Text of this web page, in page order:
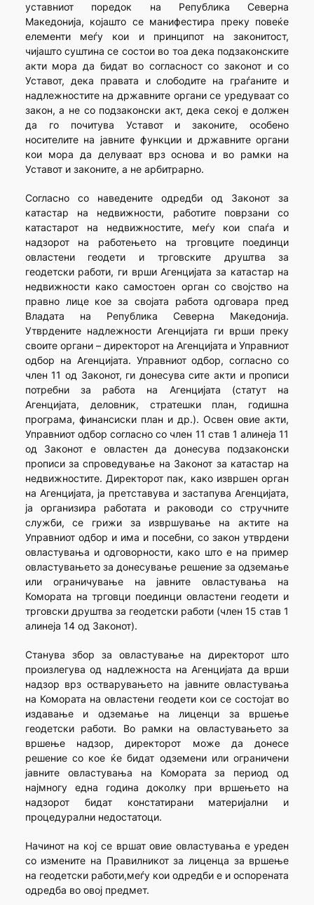
уставниот поредок на Република Северна
Македонија, којашто се манифестира преку повеќе
елементи меѓу кои и принципот на законитост,
чијашто суштина се состои во тоа дека подзаконските
акти мора да бидат во согласност со законот и со
Уставот, дека правата и слободите на граѓаните и
надлежностите на државните органи се уредуваат со
закон, а не со подзаконски акт, дека секој е должен
да го почитува Уставот и законите, особено
носителите на јавните функции и државните органи
кои мора да делуваат врз основа и во рамки на
Уставот и законите, а не арбитрарно.
Согласно со наведените одредби од Законот за
катастар на недвижности, работите поврзани со
катастарот на недвижностите, меѓу кои спаѓа и
надзорот на работењето на трговците поединци
овластени геодети и трговските друштва за
геодетски работи, ги врши Агенцијата за катастар на
недвижности како самостоен орган со својство на
правно лице кое за својата работа одговара пред
Владата на Република Северна Македонија.
Утврдените надлежности Агенцијата ги врши преку
своите органи – директорот на Агенцијата и Управниот
одбор на Агенцијата. Управниот одбор, согласно со
член 11 од Законот, ги донесува сите акти и прописи
потребни за работа на Агенцијата (статут на
Агенцијата, деловник, стратешки план, годишна
програма, финансиски план и др.). Освен овие акти,
Управниот одбор согласно со член 11 став 1 алинеја 11
од Законот е овластен да донесува подзаконски
прописи за спроведување на Законот за катастар на
недвижностите. Директорот пак, како извршен орган
на Агенцијата, ја претставува и застапува Агенцијата,
ја организира работата и раководи со стручните
служби, се грижи за извршување на актите на
Управниот одбор и има и посебни, со закон утврдени
овластувања и одговорности, како што е на пример
овластувањето за донесување решение за одземање
или ограничување на јавните овластувања на
Комората на трговци поединци овластени геодети и
трговски друштва за геодетски работи (член 15 став 1
алинеја 14 од Законот).
Станува збор за овластување на директорот што
произлегува од надлежноста на Агенцијата да врши
надзор врз остварувањето на јавните овластувања
на Комората на овластени геодети кои се состојат во
издавање и одземање на лиценци за вршење
геодетски работи. Во рамки на овластувањето за
вршење надзор, директорот може да донесе
решение со кое ќе бидат одземени или ограничени
јавните овластувања на Комората за период од
најмногу една година доколку при вршењето на
надзорот бидат констатирани материјални и
процедурални недостатоци.
Начинот на кој се вршат овие овластувања е уреден
со измените на Правилникот за лиценца за вршење
на геодетски работи,меѓу кои одредби е и оспорената
одредба во овој предмет.